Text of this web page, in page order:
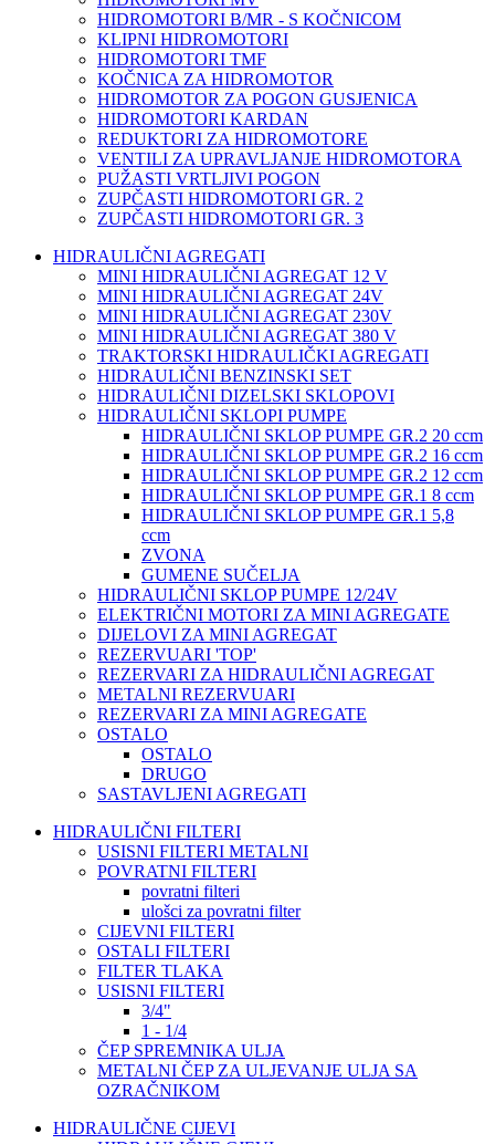
HIDROMOTORI B/MR - S KOČNICOM
KLIPNI HIDROMOTORI
HIDROMOTORI TMF
KOČNICA ZA HIDROMOTOR
HIDROMOTOR ZA POGON GUSJENICA
HIDROMOTORI KARDAN
REDUKTORI ZA HIDROMOTORE
VENTILI ZA UPRAVLJANJE HIDROMOTORA
PUŽASTI VRTLJIVI POGON
ZUPČASTI HIDROMOTORI GR. 2
ZUPČASTI HIDROMOTORI GR. 3
HIDRAULIČNI AGREGATI
MINI HIDRAULIČNI AGREGAT 12 V
MINI HIDRAULIČNI AGREGAT 24V
MINI HIDRAULIČNI AGREGAT 230V
MINI HIDRAULIČNI AGREGAT 380 V
TRAKTORSKI HIDRAULIČKI AGREGATI
HIDRAULIČNI BENZINSKI SET
HIDRAULIČNI DIZELSKI SKLOPOVI
HIDRAULIČNI SKLOPI PUMPE
HIDRAULIČNI SKLOP PUMPE GR.2 20 ccm
HIDRAULIČNI SKLOP PUMPE GR.2 16 ccm
HIDRAULIČNI SKLOP PUMPE GR.2 12 ccm
HIDRAULIČNI SKLOP PUMPE GR.1 8 ccm
HIDRAULIČNI SKLOP PUMPE GR.1 5,8
ccm
ZVONA
GUMENE SUČELJA
HIDRAULIČNI SKLOP PUMPE 12/24V
ELEKTRIČNI MOTORI ZA MINI AGREGATE
DIJELOVI ZA MINI AGREGAT
REZERVUARI 'TOP'
REZERVARI ZA HIDRAULIČNI AGREGAT
METALNI REZERVUARI
REZERVARI ZA MINI AGREGATE
OSTALO
OSTALO
DRUGO
SASTAVLJENI AGREGATI
HIDRAULIČNI FILTERI
USISNI FILTERI METALNI
POVRATNI FILTERI
povratni filteri
ulošci za povratni filter
CIJEVNI FILTERI
OSTALI FILTERI
FILTER TLAKA
USISNI FILTERI
3/4"
1 - 1/4
ČEP SPREMNIKA ULJA
METALNI ČEP ZA ULJEVANJE ULJA SA
OZRAČNIKOM
HIDRAULIČNE CIJEVI